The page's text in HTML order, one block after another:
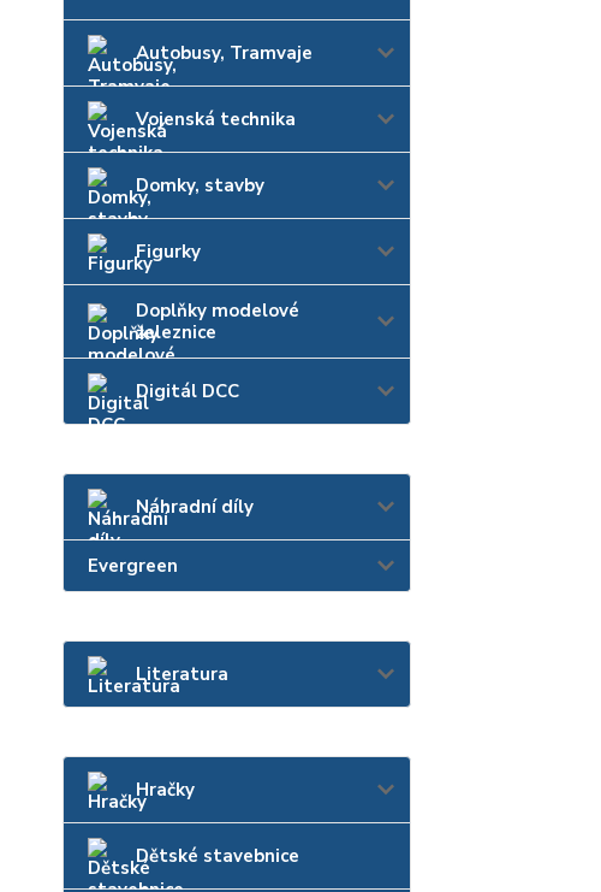
Autobusy, Tramvaje
Vojenská technika
Domky, stavby
Figurky
Doplňky modelové
železnice
Digitál DCC
Náhradní díly
Evergreen
Literatura
Hračky
Dětské stavebnice